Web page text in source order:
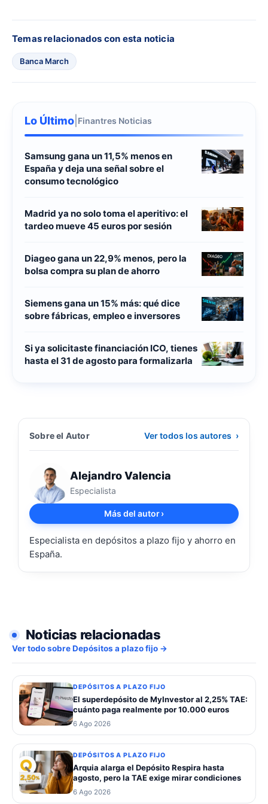
Temas relacionados con esta noticia
Banca March
Lo Último Finantres Noticias
Samsung gana un 11,5% menos en
España y deja una señal sobre el
consumo tecnológico
Madrid ya no solo toma el aperitivo: el
tardeo mueve 45 euros por sesión
Diageo gana un 22,9% menos, pero la
bolsa compra su plan de ahorro
Siemens gana un 15% más: qué dice
sobre fábricas, empleo e inversores
Si ya solicitaste financiación ICO, tienes
hasta el 31 de agosto para formalizarla
Sobre el Autor Ver todos los autores ›
Alejandro Valencia
Especialista
Más del autor›
Especialista en depósitos a plazo fijo y ahorro en
España.
Noticias relacionadas
Ver todo sobre Depósitos a plazo fijo →
DEPÓSITOS A PLAZO FIJO
El superdepósito de MyInvestor al 2,25% TAE:
cuánto paga realmente por 10.000 euros
6 Ago 2026
DEPÓSITOS A PLAZO FIJO
Arquia alarga el Depósito Respira hasta
agosto, pero la TAE exige mirar condiciones
6 Ago 2026